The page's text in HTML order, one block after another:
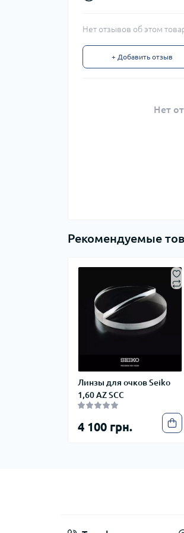
Нет отзывов об этом
+ Добавить отзыв
Нет
Рекомендуемые
Линзы для очков Seiko
1,60 AZ SCC
4 100 грн.